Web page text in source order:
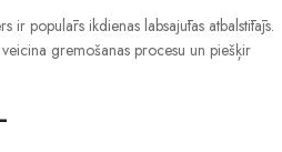
ir populārs ikdienas labsajūtas atbalstītājs.
gremošanas procesu un piešķir